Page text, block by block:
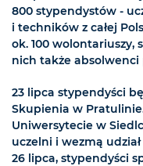
800 stypendystów -
i techników z całej
ok. 100 wolontariuszy,
nich także
23 lipca stypendyści
Skupienia w
Uniwersytecie w
uczelni i wezmą
26 lipca, stypendyści